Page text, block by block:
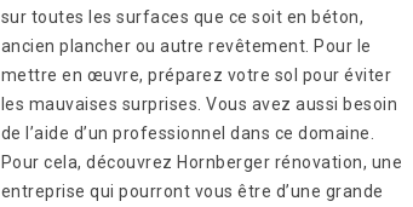
sur toutes les surfaces que ce soit en béton,
ancien plancher ou autre revêtement. Pour le
mettre en œuvre, préparez votre sol pour éviter
les mauvaises surprises. Vous avez aussi besoin
de l’aide d’un professionnel dans ce domaine.
Pour cela, découvrez Hornberger rénovation, une
entreprise qui pourront vous être d’une grande